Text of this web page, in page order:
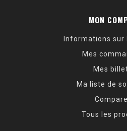
MON
Informations sur
Mes
Mes
Ma liste de
Tous les